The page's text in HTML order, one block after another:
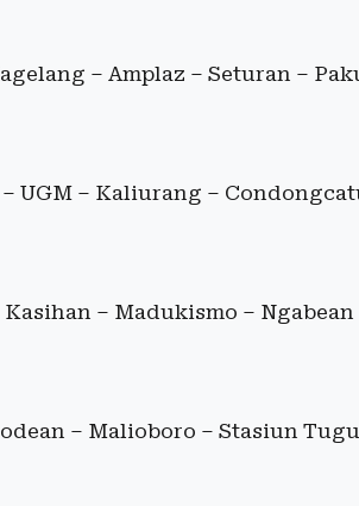
– Amplaz – Seturan –
UGM – Kaliurang –
Kasihan – Madukismo –
– Malioboro – Stasiun